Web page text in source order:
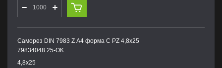
Саморез DIN 7983 Z А4 форма С PZ 4,8х25
79834048 25-OK
4,8х25